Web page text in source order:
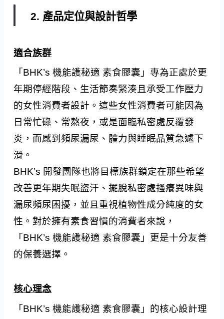
2. 產品定位與設計哲學
適合族群
「BHK’s 機能護秘適 素食膠囊」專為正處於更
年期停經階段、生活節奏緊湊且承受工作壓力
的女性消費者設計。這些女性消費者可能因為
日常忙碌、常熬夜，或是面臨私密處反覆發
炎，而感到頻尿漏尿、體力與睡眠品質急遽下
滑。
BHK’s 開發團隊也將目標族群鎖定在那些希望
改善更年期失眠盜汗、擺脫私密處搔癢異味與
漏尿頻尿困擾，並且重視植物性成分純度的女
性。對於擁有素食習慣的消費者來說，
「BHK’s 機能護秘適 素食膠囊」更是十分友善
的保養選擇。
核心理念
「BHK’s 機能護秘適 素食膠囊」的核心設計理